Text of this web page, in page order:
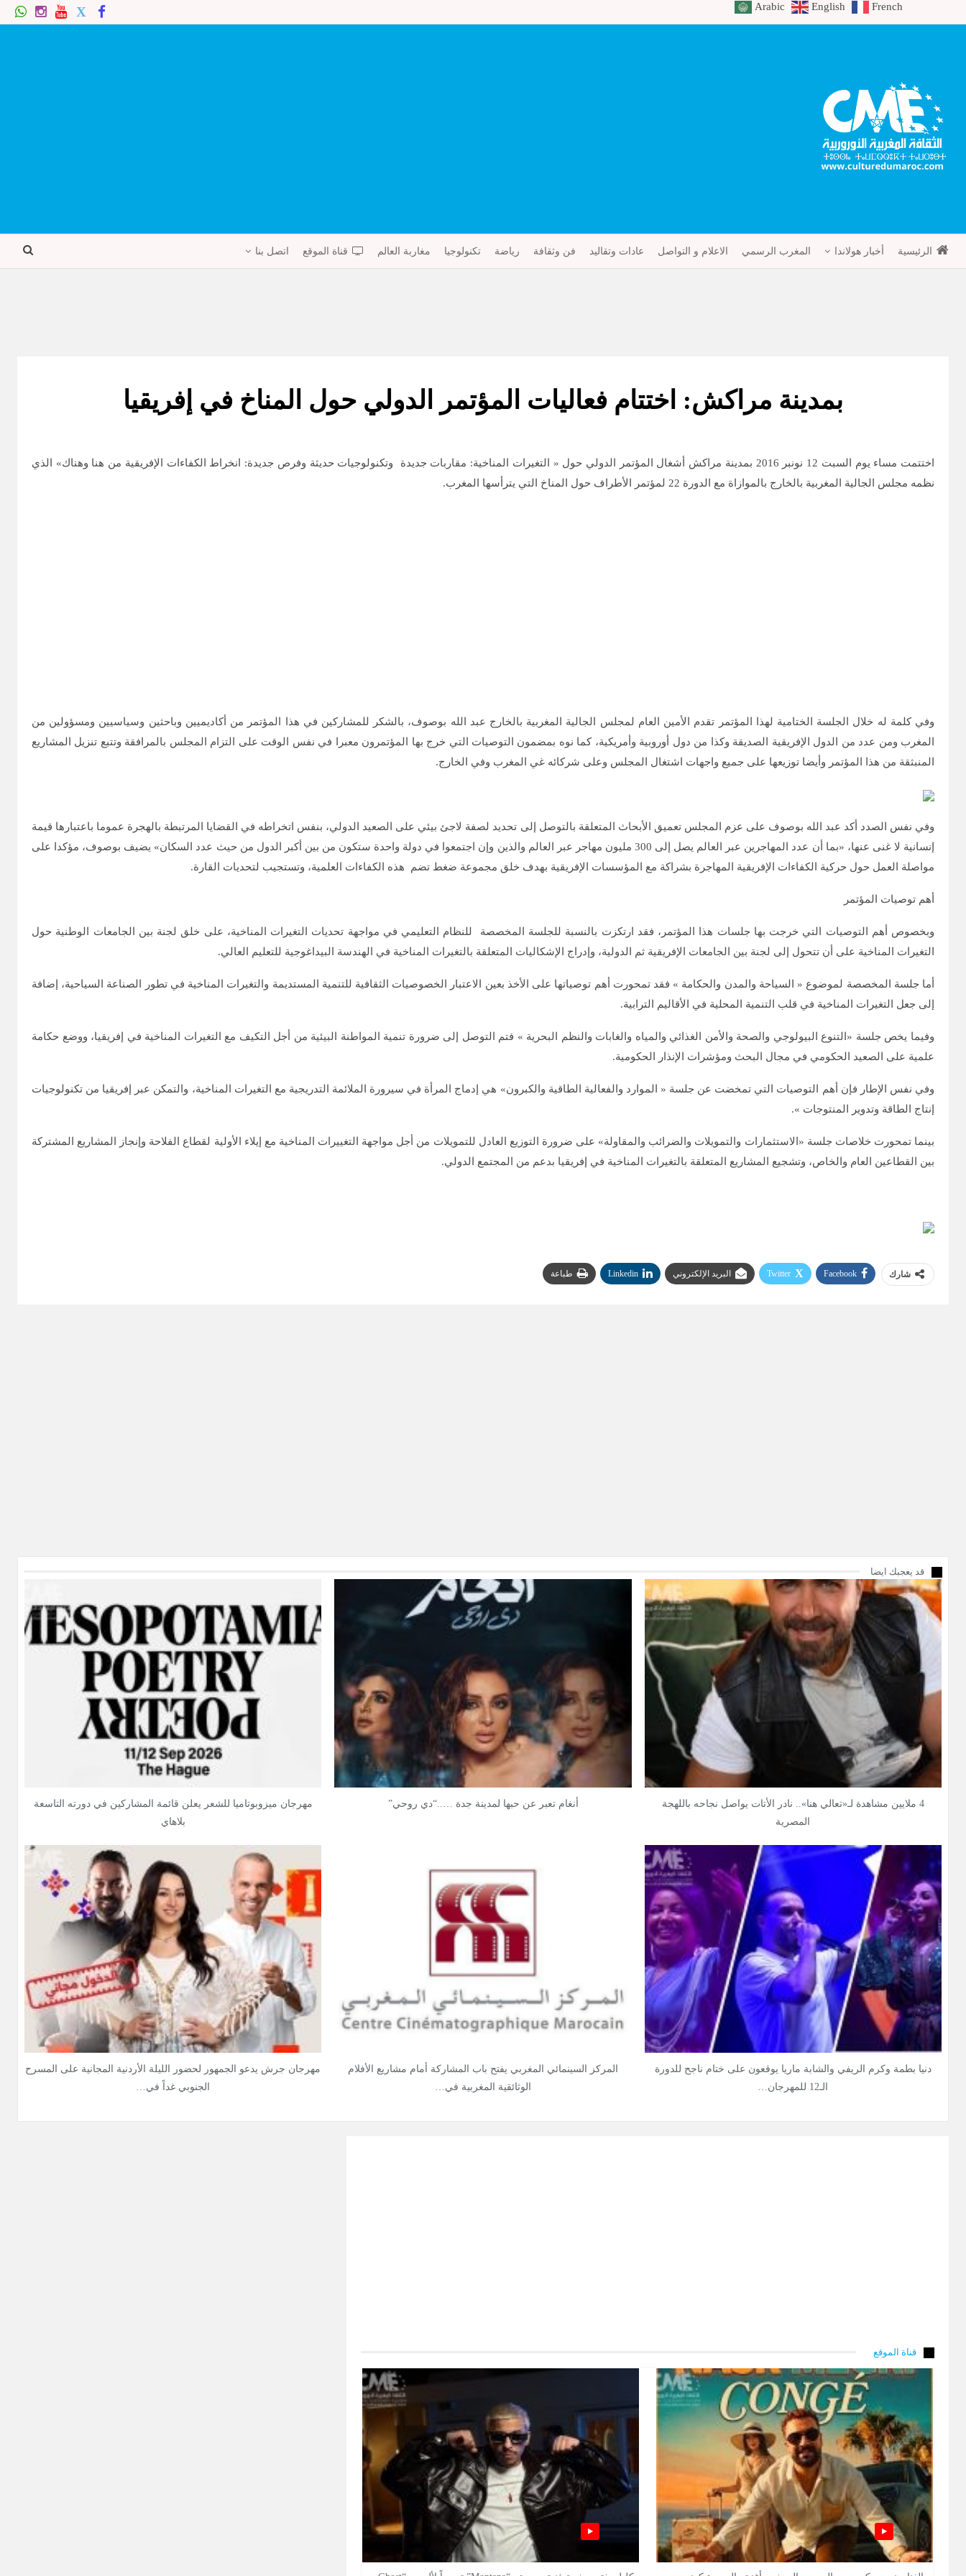
Arabic English French
الرئيسية أخبار هولاندا المغرب الرسمي الاعلام و التواصل عادات وتقاليد فن وثقافة رياضة تكنولوجيا مغاربة العالم قناة الموقع اتصل بنا
بمدينة مراكش: اختتام فعاليات المؤتمر الدولي حول المناخ في إفريقيا
اختتمت مساء يوم السبت 12 نونبر 2016 بمدينة مراكش أشغال المؤتمر الدولي حول « التغيرات المناخية: مقاربات جديدة وتكنولوجيات حديثة وفرص جديدة: انخراط الكفاءات الإفريقية من هنا وهناك» الذي
نظمه مجلس الجالية المغربية بالخارج بالموازاة مع الدورة 22 لمؤتمر الأطراف حول المناخ التي يترأسها المغرب.
وفي كلمة له خلال الجلسة الختامية لهذا المؤتمر تقدم الأمين العام لمجلس الجالية المغربية بالخارج عبد الله بوصوف، بالشكر للمشاركين في هذا المؤتمر من أكاديميين وباحثين وسياسيين ومسؤولين من
المغرب ومن عدد من الدول الإفريقية الصديقة وكذا من دول أوروبية وأمريكية، كما نوه بمضمون التوصيات التي خرج بها المؤتمرون معبرا في نفس الوقت على التزام المجلس بالمرافقة وتتبع تنزيل المشاريع
المنبثقة من هذا المؤتمر وأيضا توزيعها على جميع واجهات اشتغال المجلس وعلى شركائه غي المغرب وفي الخارج.
وفي نفس الصدد أكد عبد الله بوصوف على عزم المجلس تعميق الأبحاث المتعلقة بالتوصل إلى تحديد لصفة لاجئ بيئي على الصعيد الدولي، بنفس اتخراطه في القضايا المرتبطة بالهجرة عموما باعتبارها قيمة
إنسانية لا غنى عنها، «بما أن عدد المهاجرين عبر العالم يصل إلى 300 مليون مهاجر عبر العالم والذين وإن اجتمعوا في دولة واحدة ستكون من بين أكبر الدول من حيث عدد السكان» يضيف بوصوف، مؤكدا على
مواصلة العمل حول حركية الكفاءات الإفريقية المهاجرة بشراكة مع المؤسسات الإفريقية بهدف خلق مجموعة ضغط تضم هذه الكفاءات العلمية، وتستجيب لتحديات القارة.
أهم توصيات المؤتمر
وبخصوص أهم التوصيات التي خرجت بها جلسات هذا المؤتمر، فقد ارتكزت بالنسبة للجلسة المخصصة للنظام التعليمي في مواجهة تحديات التغيرات المناخية، على خلق لجنة بين الجامعات الوطنية حول
التغيرات المناخية على أن تتحول إلى لجنة بين الجامعات الإفريقية ثم الدولية، وإدراج الإشكاليات المتعلقة بالتغيرات المناخية في الهندسة البيداغوجية للتعليم العالي.
أما جلسة المخصصة لموضوع « السياحة والمدن والحكامة » فقد تمحورت أهم توصياتها على الأخذ بعين الاعتبار الخصوصيات الثقافية للتنمية المستديمة والتغيرات المناخية في تطور الصناعة السياحية، إضافة
إلى جعل التغيرات المناخية في قلب التنمية المحلية في الأقاليم الترابية.
وفيما يخص جلسة «التنوع البيولوجي والصحة والأمن الغذائي والمياه والغابات والنظم البحرية » فتم التوصل إلى ضرورة تنمية المواطنة البيئية من أجل التكيف مع التغيرات المناخية في إفريقيا، ووضع حكامة
علمية على الصعيد الحكومي في مجال البحث ومؤشرات الإنذار الحكومية.
وفي نفس الإطار فإن أهم التوصيات التي تمخضت عن جلسة « الموارد والفعالية الطاقية والكبرون» هي إدماج المرأة في سيرورة الملائمة التدريجية مع التغيرات المناخية، والتمكن عبر إفريقيا من تكنولوجيات
إنتاج الطاقة وتدوير المنتوجات ».
بينما تمحورت خلاصات جلسة «الاستثمارات والتمويلات والضرائب والمقاولة» على ضرورة التوزيع العادل للتمويلات من أجل مواجهة التغييرات المناخية مع إيلاء الأولية لقطاع الفلاحة وإنجاز المشاريع المشتركة
بين القطاعين العام والخاص، وتشجيع المشاريع المتعلقة بالتغيرات المناخية في إفريقيا بدعم من المجتمع الدولي.
شارك Facebook
Twitter البريد الإلكتروني Linkedin طباعة
قد يعجبك ايضا
4 ملايين مشاهدة لـ«تعالي هنا».. نادر الأتات يواصل نجاحه باللهجة
المصرية
أنغام تعبر عن حبها لمدينة جدة …..“دي روحي”
مهرجان ميزوبوتاميا للشعر يعلن قائمة المشاركين في دورته التاسعة
بلاهاي
دنيا بطمة وكرم الريفي والشابة ماريا يوقعون على ختام ناجح للدورة
الـ12 للمهرجان…
المركز السينمائي المغربي يفتح باب المشاركة أمام مشاريع الأفلام
الوثائقية المغربية في…
مهرجان جرش يدعو الجمهور لحضور الليلة الأردنية المجانية على المسرح
الجنوبي غداً في…
قناة الموقع